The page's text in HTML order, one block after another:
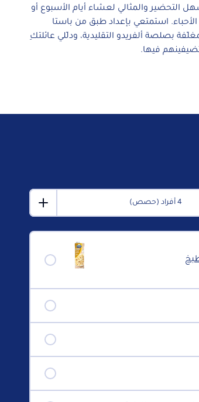
التحضير والمثالي لعشاء أيام الأسبوع أو
استمتعي بإعداد طبق من باستا
بصلصة ألفريدو التقليدية، ودلّلي عائلتكِ
فيها.
4 أفراد (حصص)